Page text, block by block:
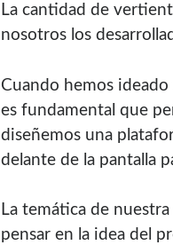
La cantidad de
nosotros los
Cuando hemos
es fundamental que
diseñemos una
delante de la pantalla
La temática de
pensar en la idea del